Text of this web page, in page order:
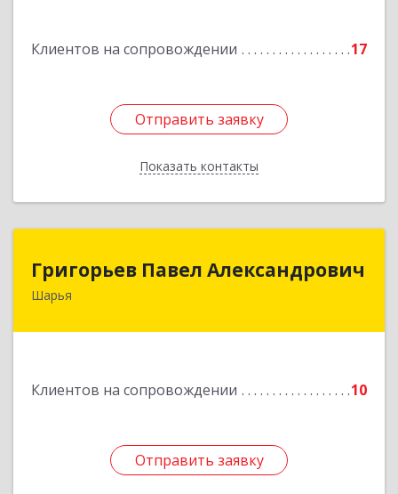
Клиентов на сопровождении 17
Отправить заявку
Показать контакты
Отправить заявку
Назад
Григорьев Павел Александрович
Шарья
Клиентов на сопровождении 10
Отправить заявку
157505, Костромская область, город Шарья,
Отправить заявку